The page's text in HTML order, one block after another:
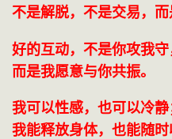
不是解脱，不是交易，而
好的互动，不是你攻我守
而是我愿意与你共振。
我可以性感，也可以冷静
我能释放身体，也能随时